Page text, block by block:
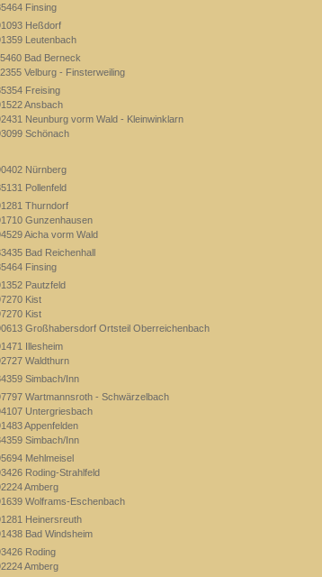
Finsing
Heßdorf
Leutenbach
Bad Berneck
Velburg - Finsterweiling
Freising
Ansbach
Neunburg vorm Wald - Kleinwinklarn
Schönach
Nürnberg
Pollenfeld
Thurndorf
Gunzenhausen
Aicha vorm Wald
Bad Reichenhall
Finsing
Pautzfeld
Kist
Kist
Großhabersdorf Ortsteil Oberreichenbach
Illesheim
Waldthurn
Simbach/Inn
Wartmannsroth - Schwärzelbach
Untergriesbach
Appenfelden
Simbach/Inn
Mehlmeisel
Roding-Strahlfeld
Amberg
Wolframs-Eschenbach
Heinersreuth
Bad Windsheim
Roding
Amberg